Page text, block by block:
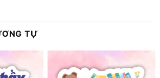
TỰ